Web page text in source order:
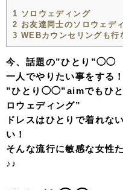
1 ソロウェディング
2 お友達同士のソロウェデ
3 WEBカウンセリングも行
今、話題の”ひとり”◯◯
一人でやりたい事をする
”ひとり◯◯”aimでもひ
ロウェディング”
ドレスはひとりで着れな
い！
そんな流行に敏感な女性
♪♪